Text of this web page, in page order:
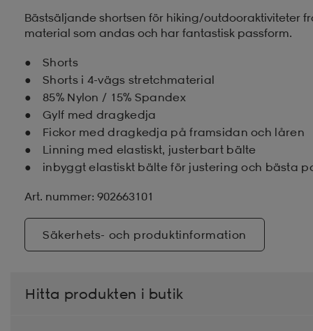
Bästsäljande shortsen för hiking/outdooraktiviteter
material som andas och har fantastisk passform.
Shorts
Shorts i 4-vägs stretchmaterial
85% Nylon / 15% Spandex
Gylf med dragkedja
Fickor med dragkedja på framsidan och låren
Linning med elastiskt, justerbart bälte
inbyggt elastiskt bälte för justering och bästa
Art. nummer: 902663101
Säkerhets- och produktinformation
Hitta produkten i butik